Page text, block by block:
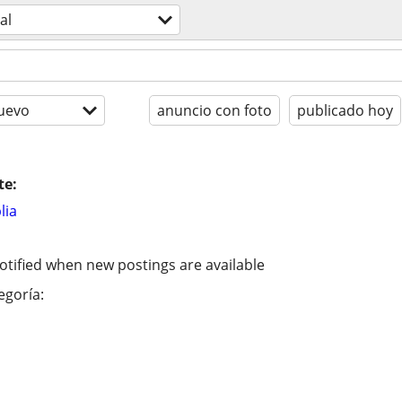
anuncio con foto publicado hoy
when new postings are available